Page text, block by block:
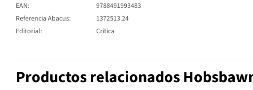
EAN:
9788491993483
Referencia Abacus:
1372513.24
Editorial:
Crítica
Productos relacionados